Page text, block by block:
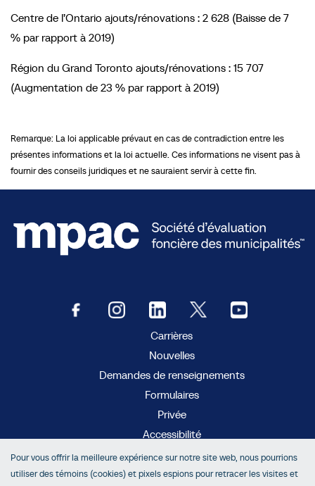
Pour vous offrir la meilleure expérience sur notre site web, nous pourrions
utiliser des témoins (cookies) et pixels espions pour retracer les visites et
Centre de l’Ontario ajouts/rénovations : 2 628 (Baisse de 7
% par rapport à 2019)
Région du Grand Toronto ajouts/rénovations : 15 707
(Augmentation de 23 % par rapport à 2019)
Remarque: La loi applicable prévaut en cas de contradiction entre les
présentes informations et la loi actuelle. Ces informations ne visent pas à
fournir des conseils juridiques et ne sauraient servir à cette fin.
Carrières
Nouvelles
Demandes de renseignements
Formulaires
Privée
Accessibilité
AboutMyPropertyMC
Municipal ConnectMC